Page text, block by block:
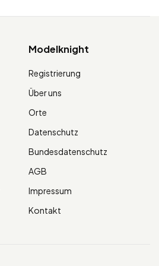
Modelknight
Registrierung
Über uns
Orte
Datenschutz
Bundesdatenschutz
AGB
Impressum
Kontakt